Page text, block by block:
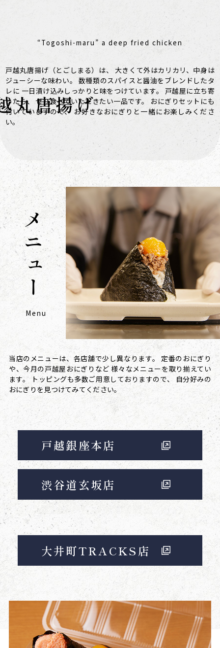
丸唐揚げ
“Togoshi-maru” a deep fried chicken
戸越丸唐揚げ（とごしまる）は、
大きくて外はカリカリ、中身は
ジューシーな味わい。
数種類のスパイスと醤油をブレンドしたタ
レに 一日漬け込みしっかりと味をつけています。
戸越屋に立ち寄
ったら、
ぜひ食べていただきたい一品です。
おにぎりセットにも
付いていますので、 お好きなおにぎりと一緒にお楽しみくださ
い。
メニュー
Menu
当店のメニューは、各店舗で少し異なります。
定番のおにぎり
や、今月の戸越屋おにぎりなど 様々なメニューを取り揃えてい
ます。 トッピングも多数ご用意しておりますので、
自分好みの
おにぎりを見つけてみてください。
戸越銀座本店
渋谷道玄坂店
大井町TRACKS店